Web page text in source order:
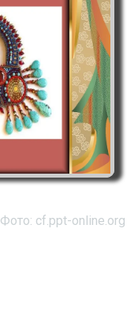
Фото: cf.ppt-online.org